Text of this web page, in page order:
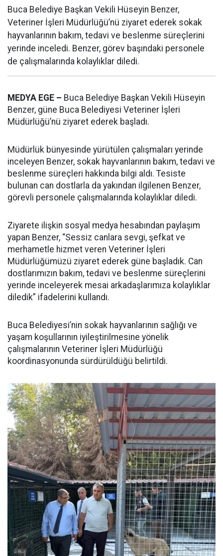
Buca Belediye Başkan Vekili Hüseyin Benzer,
Veteriner İşleri Müdürlüğü’nü ziyaret ederek sokak
hayvanlarının bakım, tedavi ve beslenme süreçlerini
yerinde inceledi. Benzer, görev başındaki personele
de çalışmalarında kolaylıklar diledi.
MEDYA EGE – Buca Belediye Başkan Vekili Hüseyin
Benzer, güne Buca Belediyesi Veteriner İşleri
Müdürlüğü’nü ziyaret ederek başladı.
Müdürlük bünyesinde yürütülen çalışmaları yerinde
inceleyen Benzer, sokak hayvanlarının bakım, tedavi ve
beslenme süreçleri hakkında bilgi aldı. Tesiste
bulunan can dostlarla da yakından ilgilenen Benzer,
görevli personele çalışmalarında kolaylıklar diledi.
Ziyarete ilişkin sosyal medya hesabından paylaşım
yapan Benzer, “Sessiz canlara sevgi, şefkat ve
merhametle hizmet veren Veteriner İşleri
Müdürlüğümüzü ziyaret ederek güne başladık. Can
dostlarımızın bakım, tedavi ve beslenme süreçlerini
yerinde inceleyerek mesai arkadaşlarımıza kolaylıklar
diledik” ifadelerini kullandı.
Buca Belediyesi’nin sokak hayvanlarının sağlığı ve
yaşam koşullarının iyileştirilmesine yönelik
çalışmalarının Veteriner İşleri Müdürlüğü
koordinasyonunda sürdürüldüğü belirtildi.